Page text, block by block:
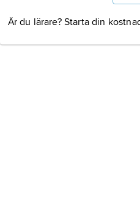
Är du lärare? Starta din